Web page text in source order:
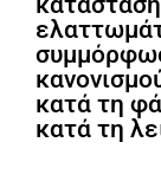
κατά τη
κατά τη